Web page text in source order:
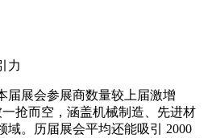
力
届展会参展商数量较上届激增
抢而空，涵盖机械制造、先进材
域。历届展会平均还能吸引 2000